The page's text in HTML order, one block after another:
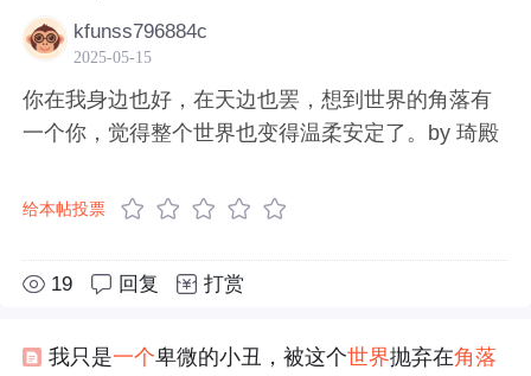
kfunss796884c
2025-05-15
你在我身边也好，在天边也罢，想到世界的角落有
一个你，觉得整个世界也变得温柔安定了。by 琦殿
给本帖投票
19 回复 打赏
我只是一个卑微的小丑，被这个世界抛弃在角落